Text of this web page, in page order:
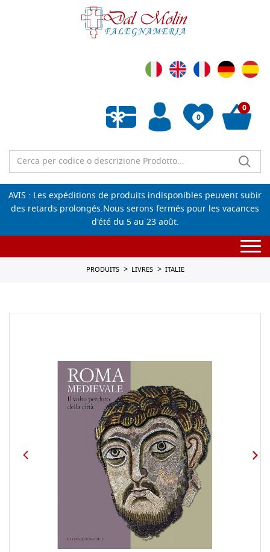
0
Liste de souhaits vide
0
AVIS : Les expéditions de produits indisponibles peuvent subir
des retards prolongés.Nous serons fermés pour les vacances
d'été du 5 au 23 août.
PRODUITS LIVRES ITALIE